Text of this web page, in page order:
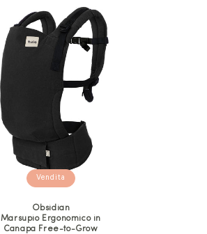
Vendita
Obsidian
Marsupio Ergonomico in
Canapa Free-to-Grow